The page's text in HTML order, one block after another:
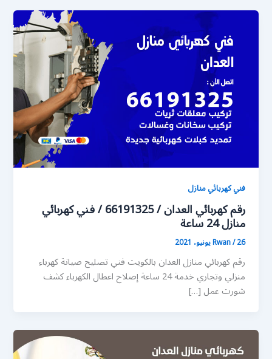
فني كهربائي منازل
رقم كهربائي العدان / 66191325 / فني كهربائي
منازل 24 ساعة
Rwan/26 يونيو، 2021
رقم كهربائي منازل العدان بالكويت فني تصليح صيانة كهرباء
منزلي وتجاري خدمة 24 ساعة إصلاح اعطال الكهرباء كشف
شورت عمل […]